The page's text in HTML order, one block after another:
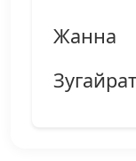
Жанна
Зугайрат